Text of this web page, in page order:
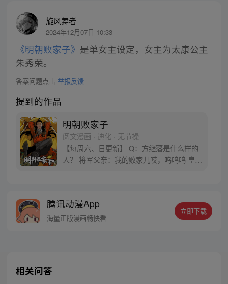
旋风舞者
2024年12月07日 10:33
《明朝败家子》 是单女主设定，女主为太康公主
朱秀荣。
答案问题点击 举报反馈
提到的作品
明朝败家子
阅文漫画 · 迪化 · 无节操
【每周六、日更新】 Q：方继藩是什么样的
人？ 将军父亲：我的败家儿哎，呜呜呜 皇帝
亲，皇帝陛下，太子殿下：咱们快闪！！
《明朝败家子》实体漫画书卷一、卷二，全
腾讯动漫App
海量正版漫画畅快看
立即下载
相关问答